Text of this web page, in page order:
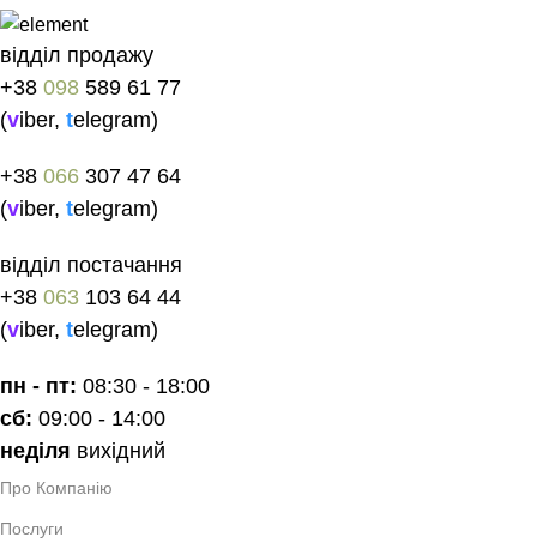
відділ продажу
+38 098 589 61 77
(viber, telegram)
+38 066 307 47 64
(viber, telegram)
відділ постачання
+38 063 103 64 44
(viber, telegram)
пн - пт: 08:30 - 18:00
сб: 09:00 - 14:00
неділя вихідний
Про Компанію
Послуги